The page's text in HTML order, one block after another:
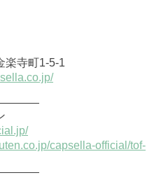
楽寺町1-5-1
capsella-official/tof-